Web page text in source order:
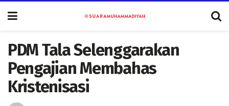
PDM Tala Selenggarakan
Pengajian Membahas
Kristenisasi